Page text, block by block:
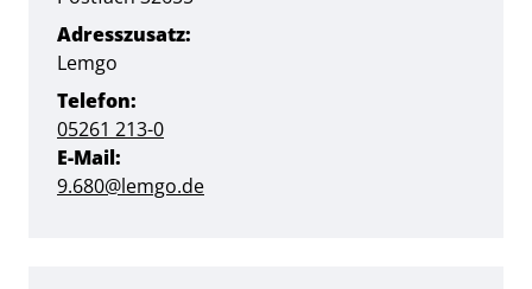
Adresszusatz:
Lemgo
Telefon:
05261 213-0
E-Mail:
9.680@lemgo.de